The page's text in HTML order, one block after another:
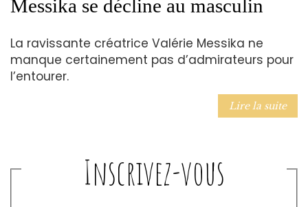
Messika se décline au masculin
La ravissante créatrice Valérie Messika ne
manque certainement pas d’admirateurs pour
l’entourer.
Lire la suite
Inscrivez-vous